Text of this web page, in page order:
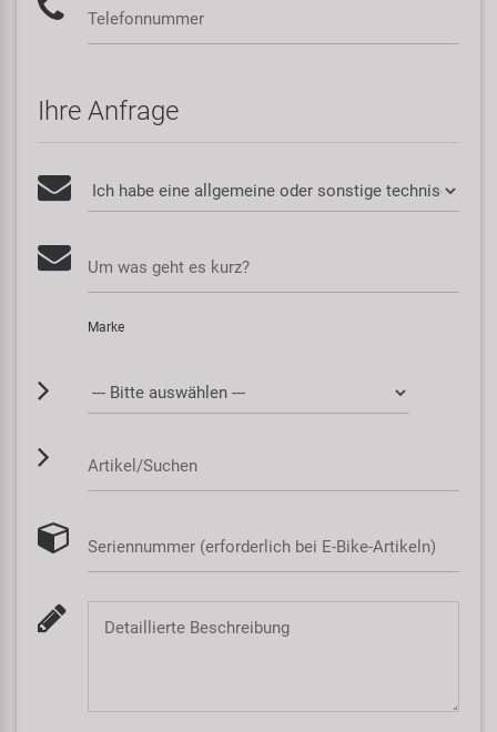
Telefonnummer
Ihre Anfrage
Um was geht es kurz?
Marke
Artikel/Suchen
Seriennummer (erforderlich bei E-Bike-Artikeln)
Detaillierte Beschreibung